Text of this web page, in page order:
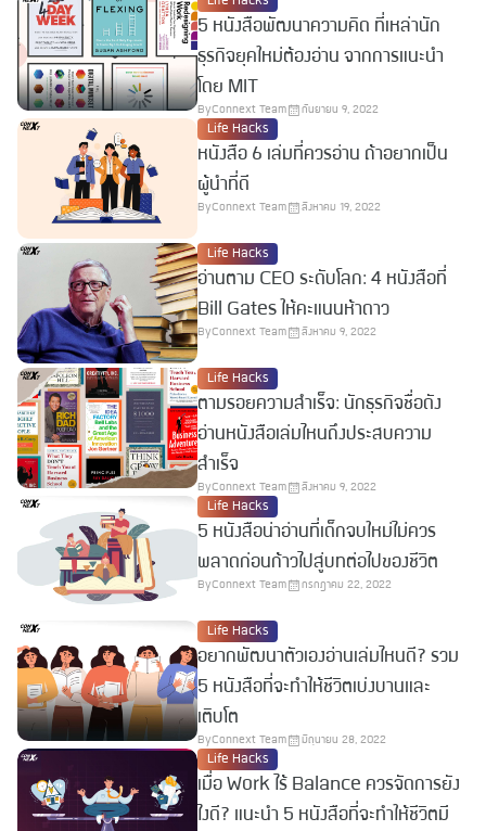
5 หนังสือพัฒนาความคิด ที่เหล่านัก
ธุรกิจยุคใหม่ต้องอ่าน จากการแนะนำ
โดย MIT
ByConnext Team กันยายน 9, 2022
Life Hacks
หนังสือ 6 เล่มที่ควรอ่าน ถ้าอยากเป็น
ผู้นำที่ดี
ByConnext Team สิงหาคม 19, 2022
Life Hacks
อ่านตาม CEO ระดับโลก: 4 หนังสือที่
Bill Gates ให้คะแนนห้าดาว
ByConnext Team สิงหาคม 9, 2022
Life Hacks
ตามรอยความสำเร็จ: นักธุรกิจชื่อดัง
อ่านหนังสือเล่มไหนถึงประสบความ
สำเร็จ
ByConnext Team สิงหาคม 9, 2022
Life Hacks
5 หนังสือน่าอ่านที่เด็กจบใหม่ไม่ควร
พลาดก่อนก้าวไปสู่บทต่อไปของชีวิต
ByConnext Team กรกฎาคม 22, 2022
Life Hacks
อยากพัฒนาตัวเองอ่านเล่มไหนดี? รวม
5 หนังสือที่จะทำให้ชีวิตเบ่งบานและ
เติบโต
ByConnext Team มิถุนายน 28, 2022
Life Hacks
เมื่อ Work ไร้ Balance ควรจัดการยัง
ไงดี? แนะนำ 5 หนังสือที่จะทำให้ชีวิตมี